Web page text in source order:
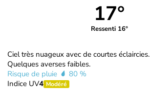
17°
Ressenti 16°
Ciel très nuageux avec de courtes éclaircies.
Quelques averses faibles.
Risque de pluie
80 %
Indice UV4 Modéré